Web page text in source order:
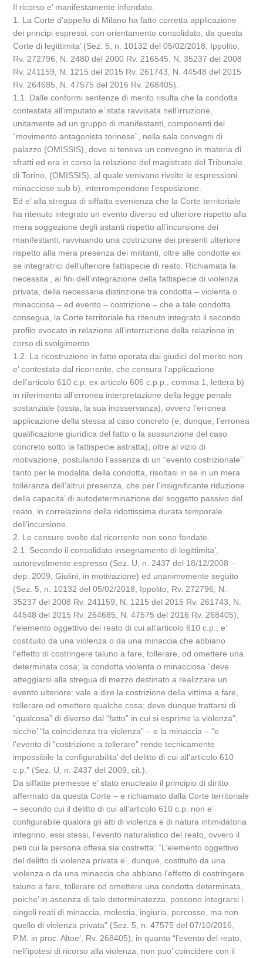
Il ricorso e’ manifestamente infondato.
1. La Corte d’appello di Milano ha fatto corretta applicazione
dei principi espressi, con orientamento consolidato, da questa
Corte di legittimita’ (Sez. 5, n. 10132 del 05/02/2018, Ippolito,
Rv. 272796; N. 2480 del 2000 Rv. 216545, N. 35237 del 2008
Rv. 241159, N. 1215 del 2015 Rv. 261743, N. 44548 del 2015
Rv. 264685, N. 47575 del 2016 Rv. 268405).
1.1. Dalle conformi sentenze di merito risulta che la condotta
contestata all’imputato e’ stata ravvisata nell’irruzione,
unitamente ad un gruppo di manifestanti, componenti del
“movimento antagonista torinese”, nella sala convegni di
palazzo (OMISSIS), dove si teneva un convegno in materia di
sfratti ed era in corso la relazione del magistrato del Tribunale
di Torino, (OMISSIS), al quale venivano rivolte le espressioni
minacciose sub b), interrompendone l’esposizione.
Ed e’ alla stregua di siffatta evenienza che la Corte territoriale
ha ritenuto integrato un evento diverso ed ulteriore rispetto alla
mera soggezione degli astanti rispetto all’incursione dei
manifestanti, ravvisando una costrizione dei presenti ulteriore
rispetto alla mera presenza dei militanti, oltre alle condotte ex
se integratrici dell’ulteriore fattispecie di reato. Richiamata la
necessita’, ai fini dell’integrazione della fattispecie di violenza
privata, della necessaria distinzione tra condotta – violenta o
minacciosa – ed evento – costrizione – che a tale condotta
consegua, la Corte territoriale ha ritenuto integrato il secondo
profilo evocato in relazione all’interruzione della relazione in
corso di svolgimento.
1.2. La ricostruzione in fatto operata dai giudici del merito non
e’ contestata dal ricorrente, che censura l’applicazione
dell’articolo 610 c.p. ex articolo 606 c.p.p., comma 1, lettera b)
in riferimento all’erronea interpretazione della legge penale
sostanziale (ossia, la sua inosservanza), ovvero l’erronea
applicazione della stessa al caso concreto (e, dunque, l’erronea
qualificazione giuridica del fatto o la sussunzione del caso
concreto sotto la fattispecie astratta), oltre al vizio di
motivazione, postulando l’assenza di un “evento costrizionale”
tanto per le modalita’ della condotta, risoltasi in se in un mera
tolleranza dell’altrui presenza, che per l’insignificante riduzione
della capacita’ di autodeterminazione del soggetto passivo del
reato, in correlazione della ridottissima durata temporale
dell’incursione.
2. Le censure svolte dal ricorrente non sono fondate.
2.1. Secondo il consolidato insegnamento di legittimita’,
autorevolmente espresso (Sez. U, n. 2437 del 18/12/2008 –
dep. 2009, Giulini, in motivazione) ed unanimemente seguito
(Sez. 5, n. 10132 del 05/02/2018, Ippolito, Rv. 272796; N.
35237 del 2008 Rv. 241159, N. 1215 del 2015 Rv. 261743, N.
44548 del 2015 Rv. 264685, N. 47575 del 2016 Rv. 268405),
l’elemento oggettivo del reato di cui all’articolo 610 c.p., e’
costituito da una violenza o da una minaccia che abbiano
l’effetto di costringere taluno a fare, tollerare, od omettere una
determinata cosa; la condotta violenta o minacciosa “deve
atteggiarsi alla stregua di mezzo destinato a realizzare un
evento ulteriore: vale a dire la costrizione della vittima a fare,
tollerare od omettere qualche cosa; deve dunque trattarsi di
“qualcosa” di diverso dal “fatto” in cui si esprime la violenza”,
sicche’ “la coincidenza tra violenza” – e la minaccia – “e
l’evento di “costrizione a tollerare” rende tecnicamente
impossibile la configurabilita’ del delitto di cui all’articolo 610
c.p.” (Sez. U, n. 2437 del 2009, cit.).
Da siffatte premesse e’ stato enucleato il principio di diritto
affermato da questa Corte – e richiamato dalla Corte territoriale
– secondo cui il delitto di cui all’articolo 610 c.p. non e’
configurabile qualora gli atti di violenza e di natura intimidatoria
integrino, essi stessi, l’evento naturalistico del reato, ovvero il
peti cui la persona offesa sia costretta: “L’elemento oggettivo
del delitto di violenza privata e’, dunque, costituito da una
violenza o da una minaccia che abbiano l’effetto di costringere
taluno a fare, tollerare od omettere una condotta determinata,
poiche’ in assenza di tale determinatezza, possono integrarsi i
singoli reati di minaccia, molestia, ingiuria, percosse, ma non
quello di violenza privata” (Sez. 5, n. 47575 del 07/10/2016,
P.M. in proc. Altoe’, Rv. 268405), in quanto “l’evento del reato,
nell’ipotesi di ricorso alla violenza, non puo’ coincidere con il